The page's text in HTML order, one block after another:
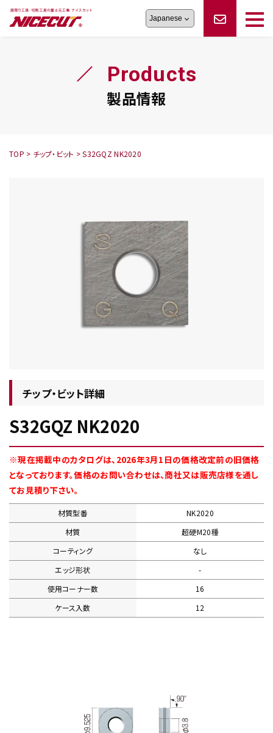
旋盤工具シリーズ
シリーズ
工具・部品一覧
生産終了品
オーダー品依頼
フェイス・ショルダーシリーズかんたんオーダー
トラブルシューティング
ロックピンの逆ジメに注意
Products
製品情報
TOP > チップ・ビット >S32GQZ NK2020
チップ・ビット詳細
S32GQZ NK2020
※現在掲載中のカタログは、2026年3月1日の価格改定前の旧価格
となっております。価格のお問い合わせは、商社又は販売店様を通し
てお見積り下さい。
材質型番
NK2020
材質
超硬M20種
コーティング
なし
エッジ形状
-
使用コーナー数
16
ケース入数
12